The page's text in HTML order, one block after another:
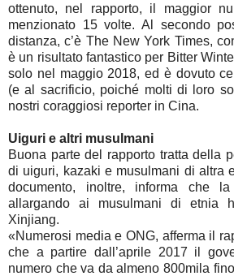
ottenuto, nel rapporto, il maggior
menzionato 15 volte. Al secondo
distanza, c’è The New York Times,
è un risultato fantastico per Bitter
solo nel maggio 2018, ed è dovuto
(e al sacrificio, poiché molti di loro
nostri coraggiosi reporter in Cina.
Uiguri e altri musulmani
Buona parte del rapporto tratta della
di uiguri, kazaki e musulmani di altra
documento, inoltre, informa che
allargando ai musulmani di etnia
Xinjiang.
«Numerosi media e ONG, afferma il
che a partire dall’aprile 2017 il
numero che va da almeno 800mila